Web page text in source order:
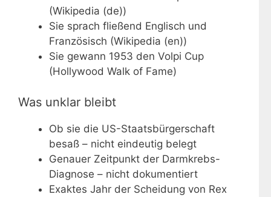
(Wikipedia (de))
Sie sprach fließend Englisch und
Französisch (Wikipedia (en))
Sie gewann 1953 den Volpi Cup
(Hollywood Walk of Fame)
Was unklar bleibt
Ob sie die US-Staatsbürgerschaft
besaß – nicht eindeutig belegt
Genauer Zeitpunkt der Darmkrebs-
Diagnose – nicht dokumentiert
Exaktes Jahr der Scheidung von Rex